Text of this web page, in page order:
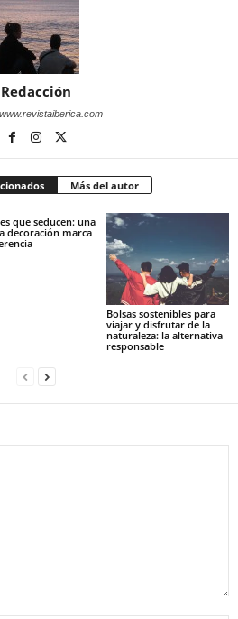
Redacción
Más del autor
que seducen: una
decoración marca
Bolsas sostenibles para
viajar y disfrutar de la
naturaleza: la alternativa
responsable